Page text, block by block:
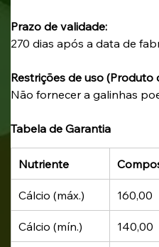
Prazo de validade:
270 dias após a data de
Restrições de uso (Produto
Não fornecer a galinhas
Tabela de Garantia
Nutriente
Cálcio (máx.) 160,00
Cálcio (mín.) 140,00